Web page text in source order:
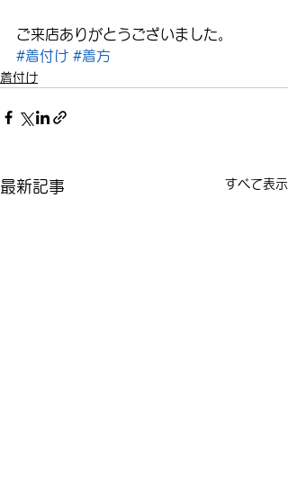
ご来店ありがとうございました。
#着付け #着方
着付け
最新記事 すべて表示